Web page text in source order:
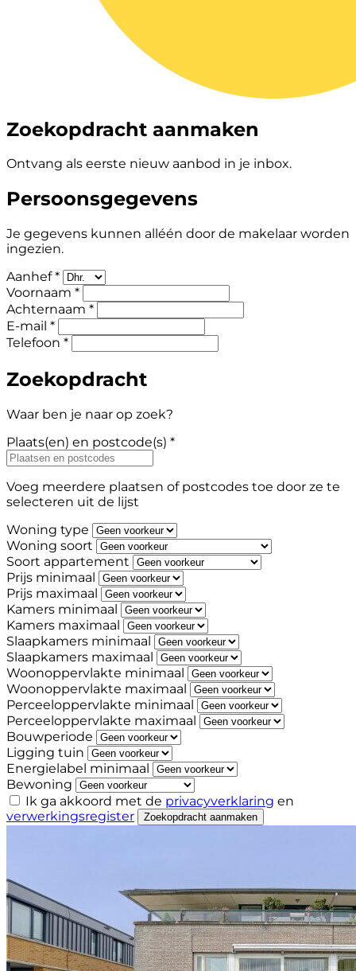
Zoekopdracht aanmaken
Ontvang als eerste nieuw aanbod in je inbox.
Persoonsgegevens
Je gegevens kunnen alléén door de makelaar worden
ingezien.
Aanhef *
Voornaam *
Achternaam *
E-mail *
Telefoon *
Zoekopdracht
Waar ben je naar op zoek?
Plaats(en) en postcode(s) *
Voeg meerdere plaatsen of postcodes toe door ze te
selecteren uit de lijst
Woning type
Woning soort
Soort appartement
Prijs minimaal
Prijs maximaal
Kamers minimaal
Kamers maximaal
Slaapkamers minimaal
Slaapkamers maximaal
Woonoppervlakte minimaal
Woonoppervlakte maximaal
Perceeloppervlakte minimaal
Perceeloppervlakte maximaal
Bouwperiode
Ligging tuin
Energielabel minimaal
Bewoning
Ik ga akkoord met de privacyverklaring en
verwerkingsregister
Zoekopdracht aanmaken